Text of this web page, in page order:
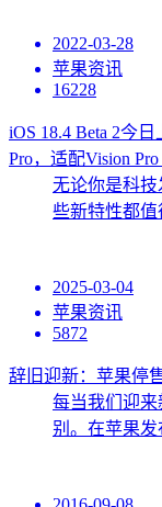
2022-03-28
苹果资讯
16228
iOS 18.4 Beta 2今
Pro，适配Vision Pro
无论你是科技
些新特性都值
2025-03-04
苹果资讯
5872
辞旧迎新：苹果停
每当我们迎来
别。在苹果发